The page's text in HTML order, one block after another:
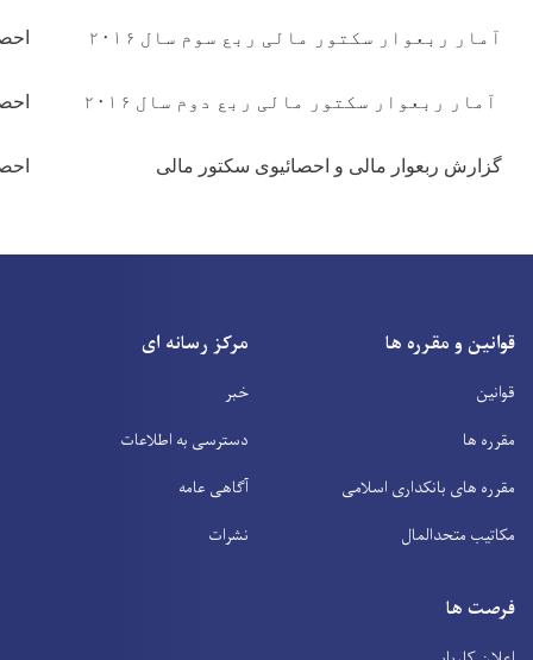
سوم سال ۲۰۱۶ احصايه ها دریافت سند
دوم سال ۲۰۱۶ احصايه ها دریافت سند
سکتور مالی احصايه ها
مرکز رسانه ای
خبر
دسترسی به اطلاعات
آگاهی عامه
نشرات